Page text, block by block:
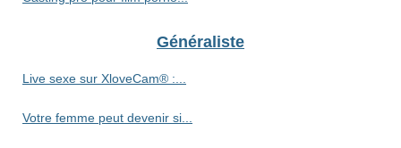
Généraliste
Live sexe sur XloveCam® :...
Votre femme peut devenir si...